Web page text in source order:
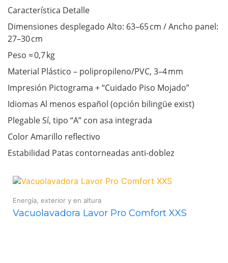
Característica Detalle
Dimensiones desplegado Alto: 63–65 cm / Ancho panel:
27–30 cm
Peso ≈ 0,7 kg
Material Plástico – polipropileno/PVC, 3–4 mm
Impresión Pictograma + “Cuidado Piso Mojado”
Idiomas Al menos español (opción bilingüe exist)
Plegable Sí, tipo “A” con asa integrada
Color Amarillo reflectivo
Estabilidad Patas contorneadas anti-doblez
Energía, exterior y en altura
Vacuolavadora Lavor Pro Comfort XXS